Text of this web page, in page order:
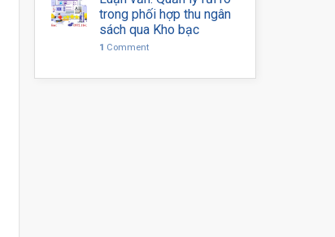
trong phối hợp thu ngân
sách qua Kho bạc
1 Comment